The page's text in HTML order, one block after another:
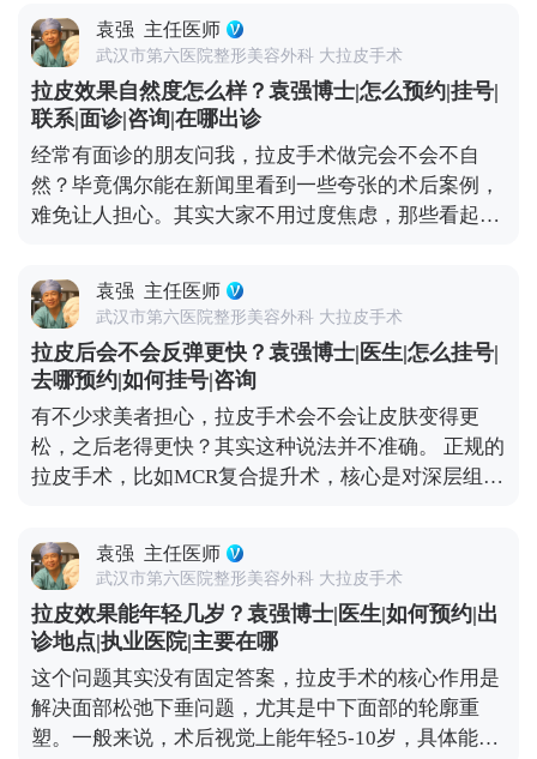
是“重塑脸型”，目的是让你找回曾经的自己。 想知道
更多关于MCR复合提升术的问题，可以去官方媒体平
台（公众号、百家号、小红薯）预约面诊，详细了
解。
条回到年轻时的紧致状态，而不是盲目地“往上提”。
比如MCR复合提升术中，就会做多层次的精细化处
理，不只是拉皮肤，还会对深层的筋膜和脂肪垫进行
复位，让整个面部组织协调回归原位。这样操作下
来，不会出现“吊梢眼”“脸绷得发亮”的情况，反而会
让轮廓更清晰，神态更柔和。 效果自然与否，医生的
审美和技术很关键。我们会根据每个人的面部骨骼和
软组织情况做个性化方案，避免过度切除皮肤或过度
就会慢慢适应，表情也能完全恢复自如。与其担心效
果夸张，不如多花时间筛选正规医院和医生，毕竟拉
皮的本质是“修复衰老”，不是“改造容貌”。 想知道更
多关于MCR复合提升术的问题，可以去官方媒体平台
（公众号、百家号、小红薯）预约面诊，详细了解。
袁强 主任医师
武汉市第六医院整形美容外科 大拉皮手术
拉皮效果自然度怎么样？袁强博士|怎么预约|挂号|
联系|面诊|咨询|在哪出诊
经常有面诊的朋友问我，拉皮手术做完会不会不自
然？毕竟偶尔能在新闻里看到一些夸张的术后案例，
难免让人担心。其实大家不用过度焦虑，那些看起来
手术的问题——要么是操作方式不正规，要么是过度
追求“提升感”，忽略了面部本身的结构平衡。 正规的
拉皮手术，核心是帮面部恢复年轻时候的状态，而不
是把你改成另一个人。就比如MCR复合提升术，就是
通过精准剥离，把下垂的软组织放回原本的位置，再
去掉多余的松弛皮肤。整个过程会特别注意保护表情
肌，毕竟笑容、皱眉这些自然神态不能受影响。 术后
初期有点肿胀是正常的，随着恢复会慢慢软化，轮廓
结“会不会不自然”，而是找正规机构和有经验的医
生。好的拉皮效果，应该是别人觉得你年轻了，但说
不出哪里变了，这才是理想的状态。 想知道更多关于
MCR复合提升术的问题，可以去官方媒体平台（公众
号、百家号、小红薯）预约面诊，详细了解。
袁强 主任医师
武汉市第六医院整形美容外科 大拉皮手术
拉皮后会不会反弹更快？袁强博士|医生|怎么挂号|
去哪预约|如何挂号|咨询
有不少求美者担心，拉皮手术会不会让皮肤变得更
松，之后老得更快？其实这种说法并不准确。 正规的
拉皮手术，比如MCR复合提升术，核心是对深层组织
多余的松弛皮肤。整个过程是让组织在稳定的位置上
重新贴合，效果很扎实，根本不会出现所谓的“反
弹”，更不会加速衰老。 真正会让人觉得“反弹快、老
得更快”的，其实是“假拉皮”——只单纯拉紧表面皮
肤，不处理深层组织。这种手术的效果本身就不持
久，很快就会再次下垂，自然会给人一种“越做越
松”的错觉。 其实拉皮更像是给衰老进程按了一次“暂
停键”，甚至能轻微“倒回”一小段。术后你的组织会
袁强 主任医师
武汉市第六医院整形美容外科 大拉皮手术
拉皮效果能年轻几岁？袁强博士|医生|如何预约|出
诊地点|执业医院|主要在哪
这个问题其实没有固定答案，拉皮手术的核心作用是
解决面部松弛下垂问题，尤其是中下面部的轮廓重
塑。一般来说，术后视觉上能年轻5-10岁，具体能年